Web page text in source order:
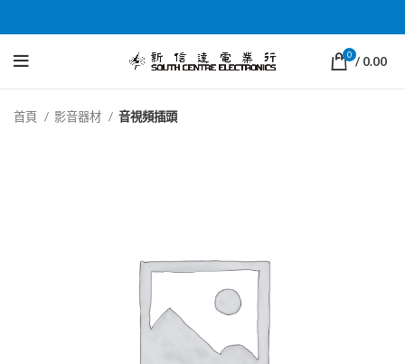
0 / 0.00
首頁 影音器材 音視頻插頭